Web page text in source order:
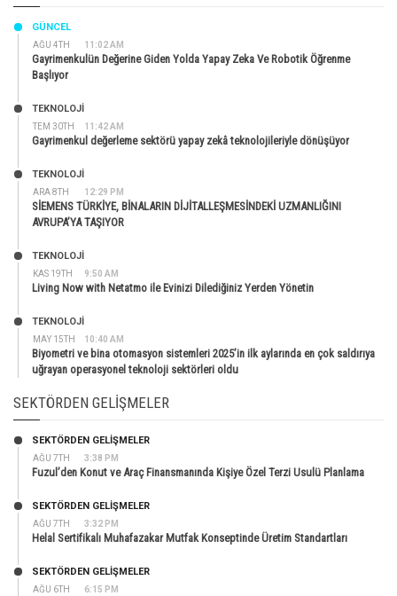
AĞU 4TH 11:02 AM
GÜNCEL
Gayrimenkulün Değerine Giden Yolda Yapay Zeka Ve Robotik Öğrenme
Başlıyor
TEM 30TH 11:42 AM
TEKNOLOJİ
Gayrimenkul değerleme sektörü yapay zekâ teknolojileriyle dönüşüyor
ARA 8TH 12:29 PM
TEKNOLOJİ
SİEMENS TÜRKİYE, BİNALARIN DİJİTALLEŞMESİNDEKİ UZMANLIĞINI
AVRUPA’YA TAŞIYOR
KAS 19TH 9:50 AM
TEKNOLOJİ
Living Now with Netatmo ile Evinizi Dilediğiniz Yerden Yönetin
MAY 15TH 10:40 AM
TEKNOLOJİ
Biyometri ve bina otomasyon sistemleri 2025’in ilk aylarında en çok saldırıya
uğrayan operasyonel teknoloji sektörleri oldu
SEKTÖRDEN GELIŞMELER
AĞU 7TH 3:38 PM
SEKTÖRDEN GELIŞMELER
Fuzul’den Konut ve Araç Finansmanında Kişiye Özel Terzi Usulü Planlama
AĞU 7TH 3:32 PM
SEKTÖRDEN GELIŞMELER
Helal Sertifikalı Muhafazakar Mutfak Konseptinde Üretim Standartları
AĞU 6TH 6:15 PM
SEKTÖRDEN GELIŞMELER